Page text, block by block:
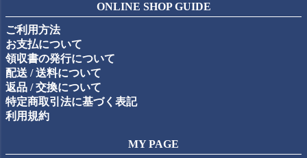
ップ
ONLINE SHOP GUIDE
ご利用方法
お支払について
領収書の発行について
配送 / 送料について
返品 / 交換について
特定商取引法に基づく表記
利用規約
MY PAGE